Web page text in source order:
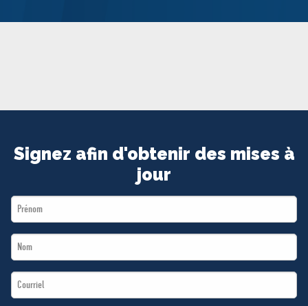
Signez afin d'obtenir des mises à
jour
First
Name
Last
Name
Email
*